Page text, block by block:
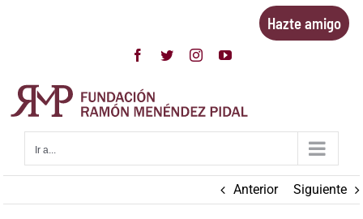
Hazte amigo
Facebook
TwitterInstagramYouTube
Ir a...
Anterior Siguiente